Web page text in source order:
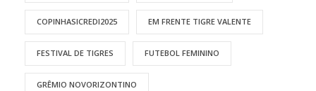
COPINHASICREDI2025 EM FRENTE TIGRE VALENTE
FESTIVAL DE TIGRES FUTEBOL FEMININO
GRÊMIO NOVORIZONTINO